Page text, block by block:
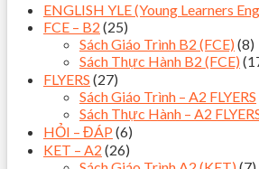
ENGLISH YLE (Young Learners
FCE – B2 (25)
Sách Giáo Trình B2 (FCE) (8)
Sách Thực Hành B2 (FCE)
FLYERS (27)
Sách Giáo Trình – A2 FLYERS
Sách Thực Hành – A2
HỎI – ĐÁP (6)
KET – A2 (26)